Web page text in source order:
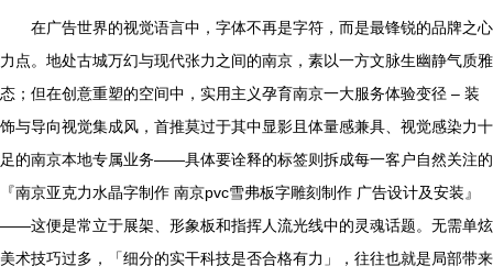
在广告世界的视觉语言中，字体不再是字符，而是最锋锐的品牌之心
力点。地处古城万幻与现代张力之间的南京，素以一方文脉生幽静气质雅
态；但在创意重塑的空间中，实用主义孕育南京一大服务体验变径 – 装
饰与导向视觉集成风，首推莫过于其中显影且体量感兼具、视觉感染力十
足的南京本地专属业务——具体要诠释的标签则拆成每一客户自然关注的
『南京亚克力水晶字制作 南京pvc雪弗板字雕刻制作 广告设计及安装』
——这便是常立于展架、形象板和指挥人流光线中的灵魂话题。无需单炫
美术技巧过多，「细分的实干科技是否合格有力」，往往也就是局部带来